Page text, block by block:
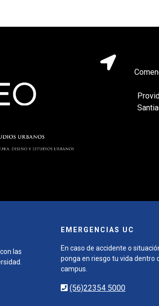
las
EMERGENCIAS UC
En caso de accidente o
ponga en riesgo tu vida dentro
campus.
(56)22354 5000